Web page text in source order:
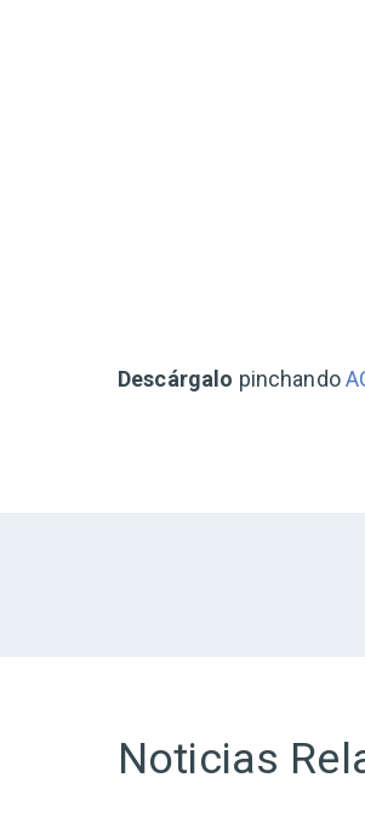
Descárgalo pinchando
Noticias